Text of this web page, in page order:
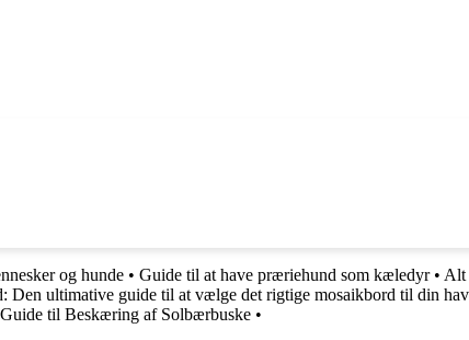
og hunde • Guide til at have præriehund som kæledyr• Alt
Den ultimative guide til at vælge det rigtige mosaikbord til din
Guide til Beskæring af Solbærbuske •